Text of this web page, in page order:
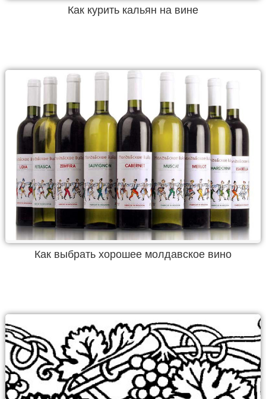
Как курить кальян на вине
Как выбрать хорошее молдавское вино